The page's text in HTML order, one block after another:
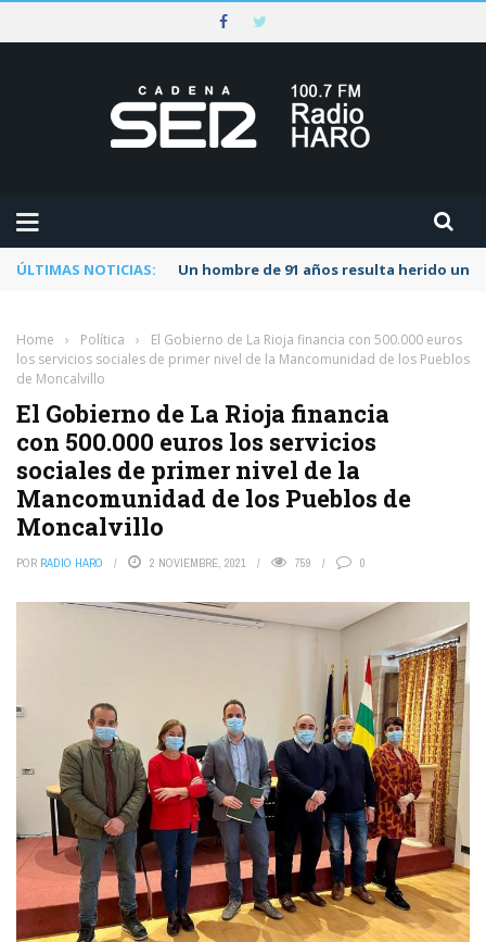
ÚLTIMAS NOTICIAS: Un hombre de 91 años resulta herido
Home › Política ›
El Gobierno de La Rioja financia con 500.000 euros
los servicios sociales de primer nivel de la Mancomunidad de los Pueblos
de Moncalvillo
El Gobierno de La Rioja financia
con 500.000 euros los servicios
sociales de primer nivel de la
Mancomunidad de los Pueblos de
Moncalvillo
POR RADIO HARO 2 NOVIEMBRE, 2021 759 0